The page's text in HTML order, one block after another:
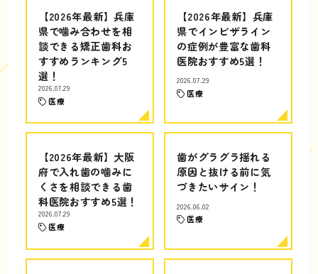
【2026年最新】兵庫
県で噛み合わせを相
談できる矯正歯科お
すすめランキング5
選！
2026.07.29
医療
【2026年最新】兵庫
県でインビザライン
の症例が豊富な歯科
医院おすすめ5選！
2026.07.29
医療
【2026年最新】大阪
府で入れ歯の噛みに
くさを相談できる歯
科医院おすすめ5選！
2026.07.29
医療
歯がグラグラ揺れる
原因と抜ける前に気
づきたいサイン！
2026.06.02
医療